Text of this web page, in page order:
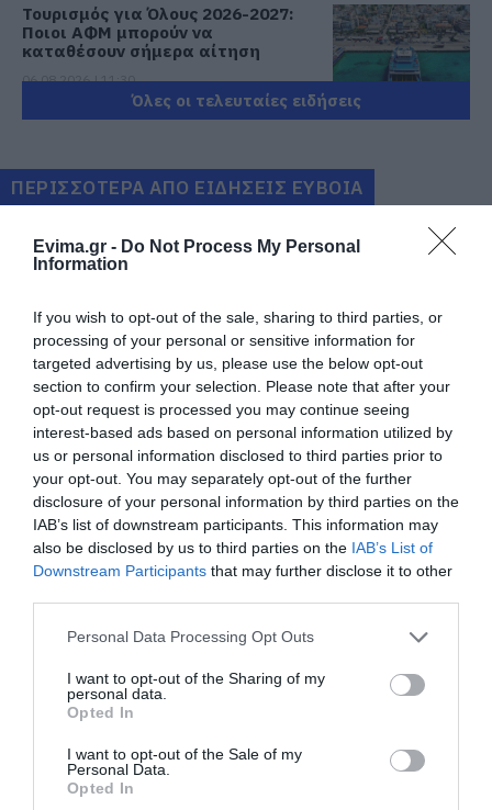
Evima.gr - Do Not Process My Personal
Information
If you wish to opt-out of the sale, sharing to third parties, or
processing of your personal or sensitive information for
targeted advertising by us, please use the below opt-out
section to confirm your selection. Please note that after your
opt-out request is processed you may continue seeing
interest-based ads based on personal information utilized by
us or personal information disclosed to third parties prior to
your opt-out. You may separately opt-out of the further
disclosure of your personal information by third parties on the
IAB’s list of downstream participants. This information may
also be disclosed by us to third parties on the IAB’s List of
Downstream Participants that may further disclose it to other
Please note that this website/app uses one or more Google
not limited to your visit or usage behaviour. You may click to
grant or deny consent to Google and its third-party tags to
use your data for below specified purposes in below Google
consent section.
Personal Data Processing Opt Outs
I want to opt-out of the Sharing of my
personal data.
Opted In
I want to opt-out of the Sale of my
Personal Data.
Opted In
Τουρισμός για Όλους 2026-2027:
Ποιοι ΑΦΜ μπορούν να
καταθέσουν σήμερα αίτηση
06.08.2026 | 11:30
Γνωρίστε τα αρχαιολογικά
ευρήματα της Εύβοιας! Δείτε τα
06.08.2026 | 11:00
Δείτε εδώ που και πότε θα γίνει
το επόμενο πανηγύρι στην Εύβοια
06.08.2026 | 10:45
Σε αυτό τον Δήμο της Εύβοιας τα
έργα δεν κάνουν διακοπές! Που
έριξε άσφαλτο ο δήμαρχος
06.08.2026 | 10:30
καταστροφική φωτιά στη Βόρεια
06.08.2026 | 10:00
Στα «κάγκελα» οι δάσκαλοι για
τους διορισμούς: «Η Εύβοια δεν
μπορεί να παραμένει αόρατη»
06.08.2026 | 09:45
Όλες οι τελευταίες ειδήσεις
ΠΕΡΙΣΣΟΤΕΡΑ ΑΠΟ ΕΙΔΗΣΕΙΣ ΕΥΒΟΙΑ
Ο μικρός μουσικός που
έγινε το πρόσωπο της
βραδιάς σε πανηγύρι
της Εύβοιας
Θλίψη στην Εύβοια:
Άνδρας έχασε την ζωή
του
«Βόμβα» στην Εύβοια
διαλύθηκε
ποδοσφαιρική ομάδα
Φίδι έκανε βόλτες σε